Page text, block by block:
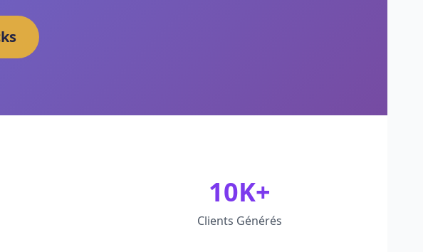
10K+
Clients Générés